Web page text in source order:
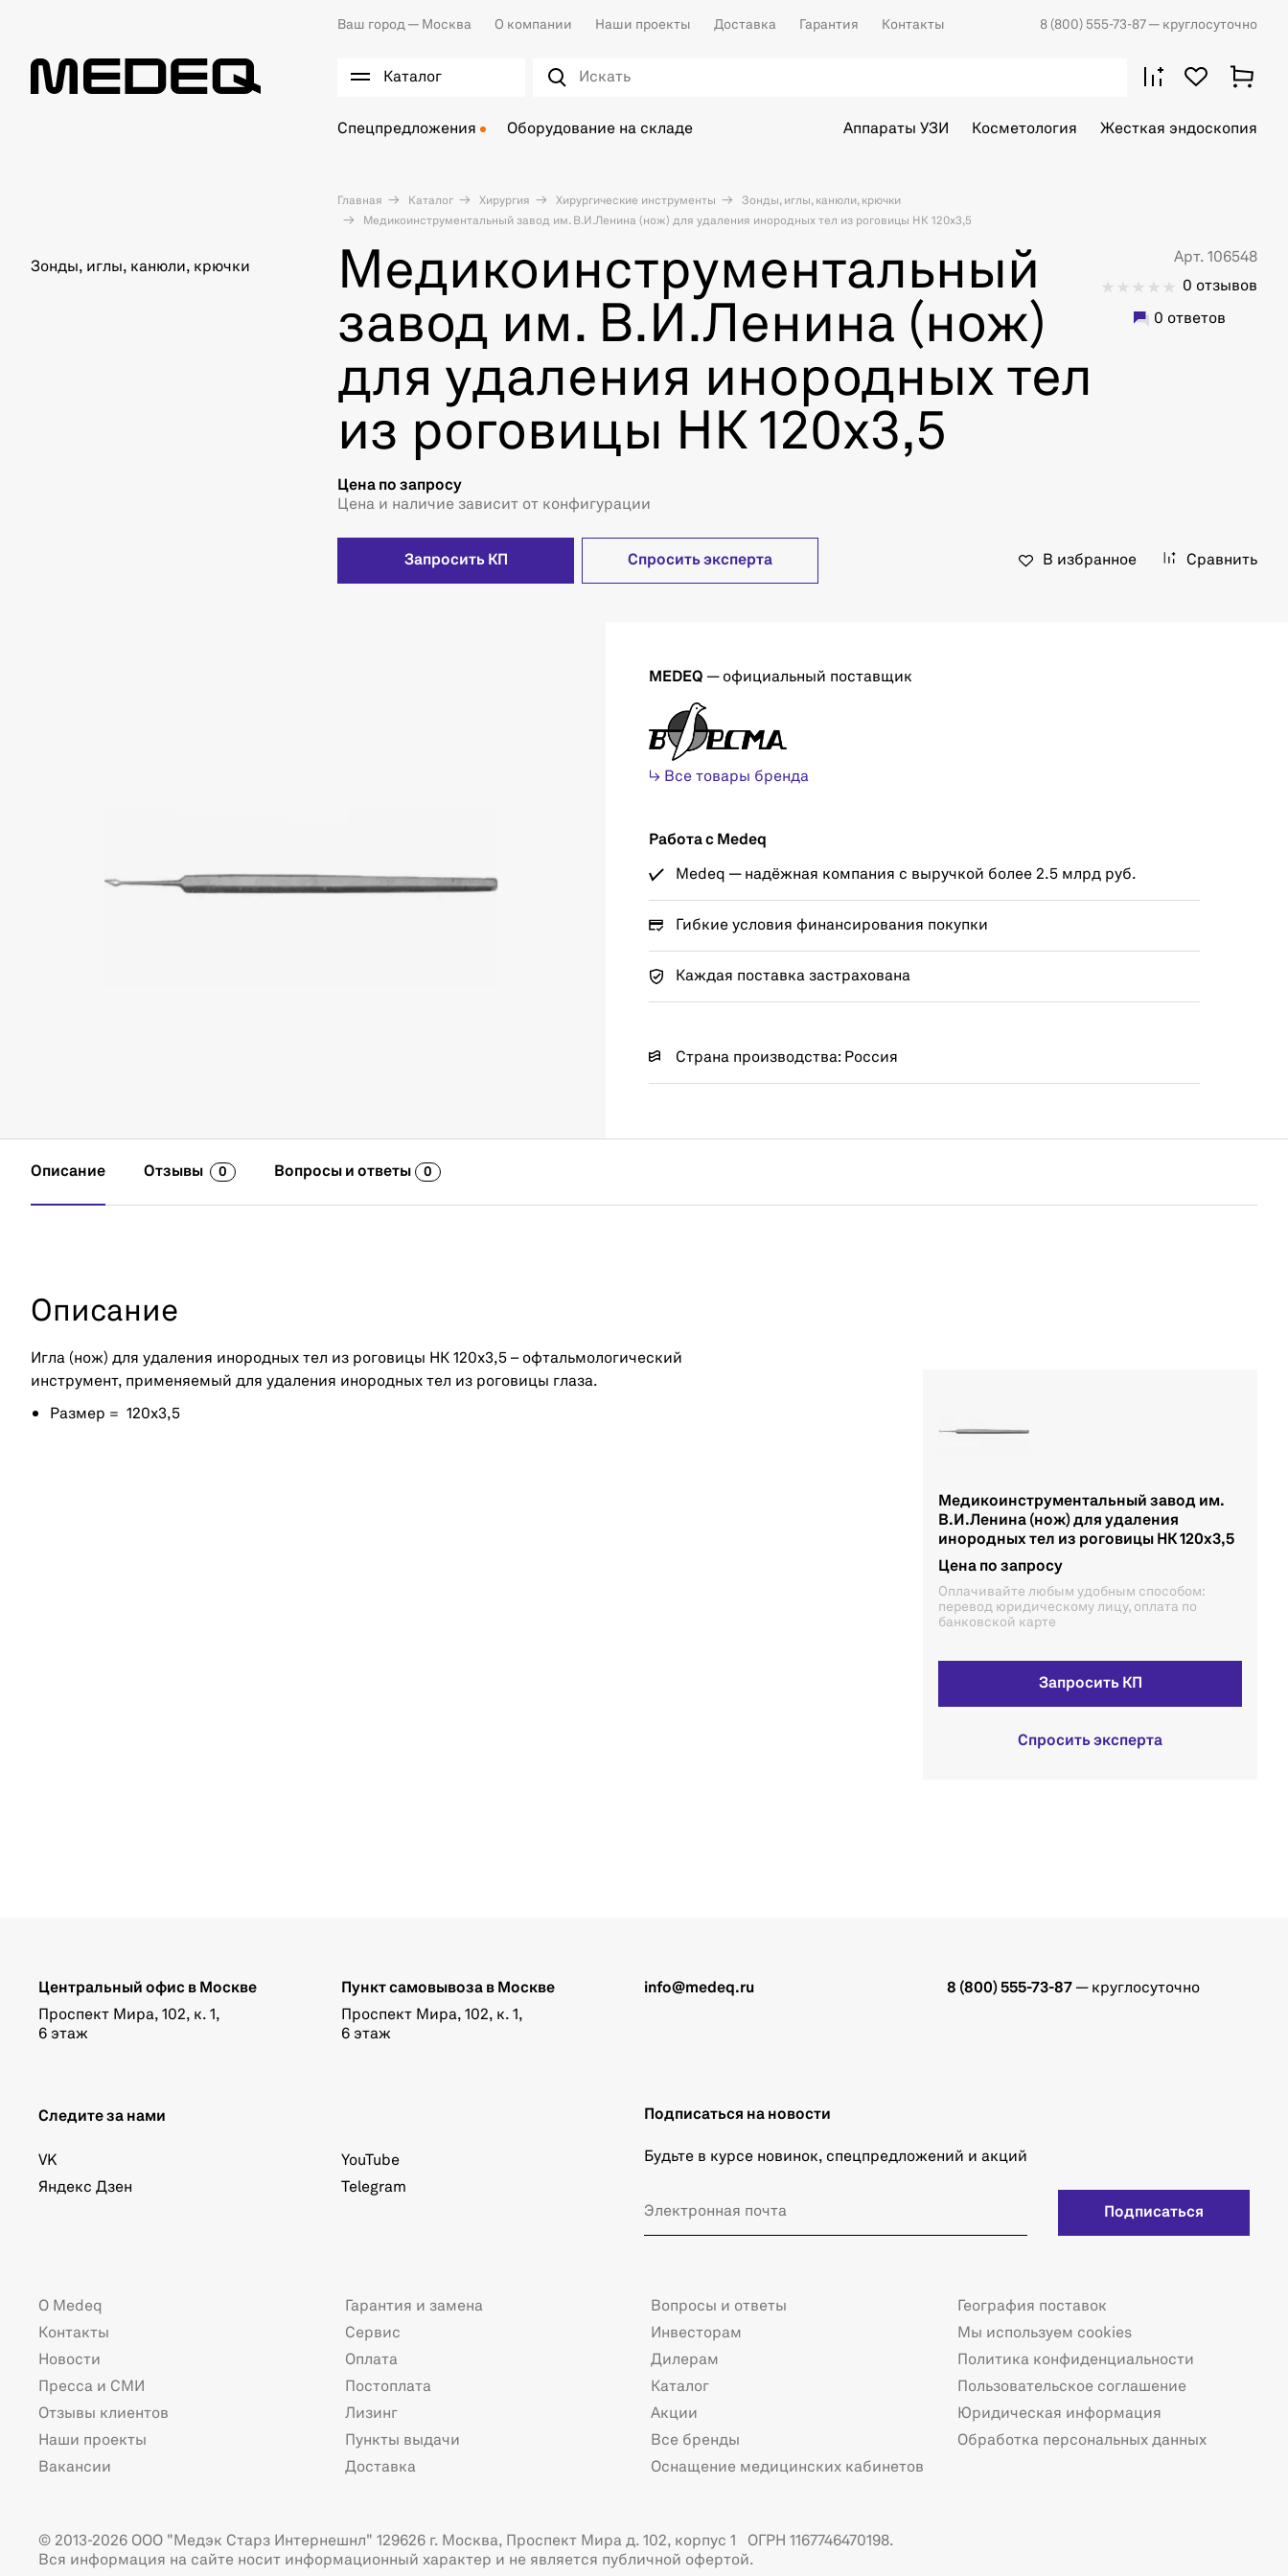
Ваш город — Москва О компании Наши проекты Доставка Гарантия Контакты 8 (800) 555-73-87 — круглосуточно
Каталог
Спецпредложения Оборудование на складе Аппараты УЗИ Косметология Жесткая эндоскопия
Главная Каталог Хирургия Хирургические инструменты
Зонды, иглы, канюли, крючки
Медикоинструментальный завод им. В.И.Ленина (нож) для удаления инородных тел из роговицы НК 120х3,5
Зонды, иглы, канюли, крючки
Медикоинструментальный
завод им. В.И.Ленина (нож)
для удаления инородных тел
из роговицы НК 120х3,5
Арт. 106548
0 отзывов
0 ответов
Цена по запросу
Цена и наличие зависит от конфигурации
Запросить КП Спросить эксперта В избранное Сравнить
MEDEQ — официальный поставщик
↳ Все товары бренда
Работа с Medeq
Medeq — надёжная компания с выручкой более 2.5 млрд руб.
Гибкие условия финансирования покупки
Каждая поставка застрахована
Страна производства: Россия
Описание Отзывы 0 Вопросы и ответы 0
Описание
Игла (нож) для удаления инородных тел из роговицы НК 120х3,5 – офтальмологический
инструмент, применяемый для удаления инородных тел из роговицы глаза.
Размер = 120х3,5
Медикоинструментальный завод им.
В.И.Ленина (нож) для удаления
инородных тел из роговицы НК 120х3,5
Цена по запросу
Оплачивайте любым удобным способом:
перевод юридическому лицу, оплата по
банковской карте
Запросить КП
Спросить эксперта
info@medeq.ru 8 (800) 555-73-87 — круглосуточно
Центральный офис в Москве
Проспект Мира, 102, к. 1,
6 этаж
Пункт самовывоза в Москве
Проспект Мира, 102, к. 1,
6 этаж
Следите за нами
VK
Яндекс Дзен
YouTube
Telegram
Подписаться на новости
Будьте в курсе новинок, спецпредложений и акций
Подписаться
О Medeq
Контакты
Новости
Пресса и СМИ
Отзывы клиентов
Наши проекты
Вакансии
Гарантия и замена
Сервис
Оплата
Постоплата
Лизинг
Пункты выдачи
Доставка
Вопросы и ответы
Инвесторам
Дилерам
Каталог
Акции
Все бренды
Оснащение медицинских кабинетов
География поставок
Мы используем cookies
Политика конфиденциальности
Пользовательское соглашение
Юридическая информация
Обработка персональных данных
© 2013-2026 ООО "Медэк Старз Интернешнл" 129626 г. Москва, Проспект Мира д. 102, корпус 1 ОГРН 1167746470198.
Вся информация на сайте носит информационный характер и не является публичной офертой.